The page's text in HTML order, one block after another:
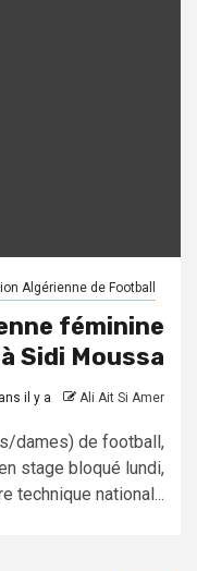
Algérienne de Football
féminine
Sidi Moussa
il y a Ali Ait Si Amer
dames) de football,
stage bloqué lundi,
technique national...